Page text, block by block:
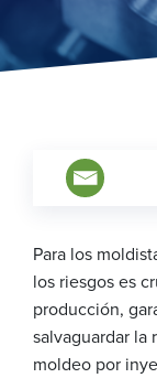
Para los
los riesgos es
producción,
salvaguardar la
moldeo por